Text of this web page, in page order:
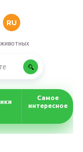
RU
Самое
интересное